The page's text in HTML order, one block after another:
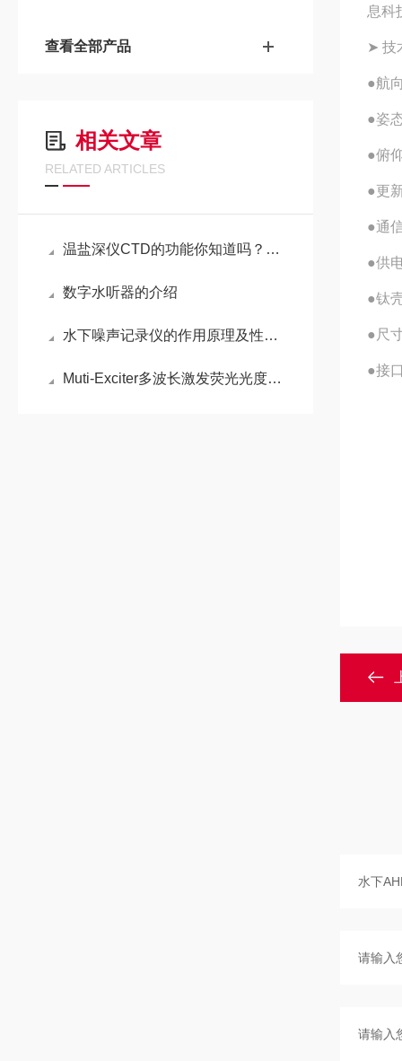
查看全部产品
相关文章
RELATED ARTICLES
温盐深仪CTD的功能你知道吗？重要的组成结构是哪些？
数字水听器的介绍
水下噪声记录仪的作用原理及性能结构特点
Muti-Exciter多波长激发荧光光度计的应用
息科
➤ 技
●航
●姿
●俯
●更
●通
●供
●钛
●尺
●接